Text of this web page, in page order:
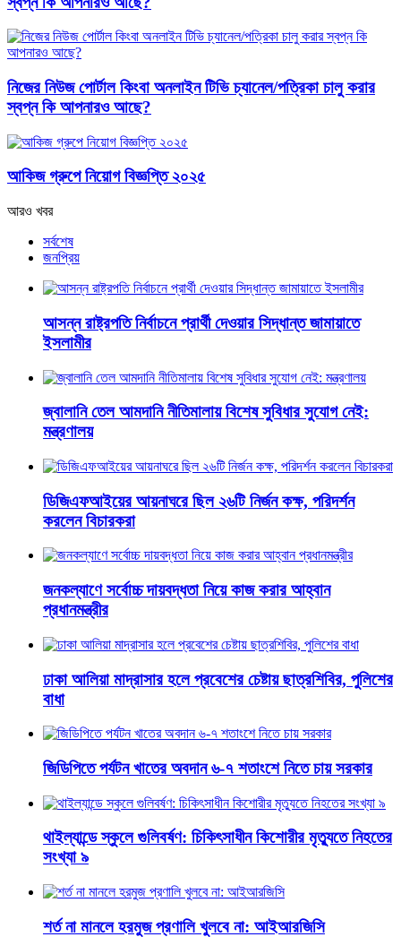
নিজের নিউজ পোর্টাল কিংবা অনলাইন টিভি চ্যানেল/পত্রিকা চালু করার
স্বপ্ন কি আপনারও আছে?
আকিজ গ্রুপে নিয়োগ বিজ্ঞপ্তি ২০২৫
আরও খবর
সর্বশেষ
জনপ্রিয়
আসন্ন রাষ্ট্রপতি নির্বাচনে প্রার্থী দেওয়ার সিদ্ধান্ত জামায়াতে
ইসলামীর
জ্বালানি তেল আমদানি নীতিমালায় বিশেষ সুবিধার সুযোগ নেই:
মন্ত্রণালয়
ডিজিএফআইয়ের আয়নাঘরে ছিল ২৬টি নির্জন কক্ষ, পরিদর্শন
করলেন বিচারকরা
জনকল্যাণে সর্বোচ্চ দায়বদ্ধতা নিয়ে কাজ করার আহ্বান
প্রধানমন্ত্রীর
ঢাকা আলিয়া মাদ্রাসার হলে প্রবেশের চেষ্টায় ছাত্রশিবির, পুলিশের
বাধা
জিডিপিতে পর্যটন খাতের অবদান ৬-৭ শতাংশে নিতে চায় সরকার
থাইল্যান্ডে স্কুলে গুলিবর্ষণ: চিকিৎসাধীন কিশোরীর মৃত্যুতে নিহতের
সংখ্যা ৯
শর্ত না মানলে হরমুজ প্রণালি খুলবে না: আইআরজিসি